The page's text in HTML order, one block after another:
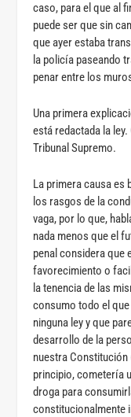
caso, para el que al
puede ser que sin
que ayer estaba
la policía paseando
penar entre los
Una primera
está redactada la
Tribunal Supremo.
La primera causa es
los rasgos de la
vaga, por lo que,
nada menos que el
penal considera que
favorecimiento o
la tenencia de las
consumo todo el
ninguna ley y que
desarrollo de la
nuestra Constitución
principio, cometería
droga para
constitucionalmente